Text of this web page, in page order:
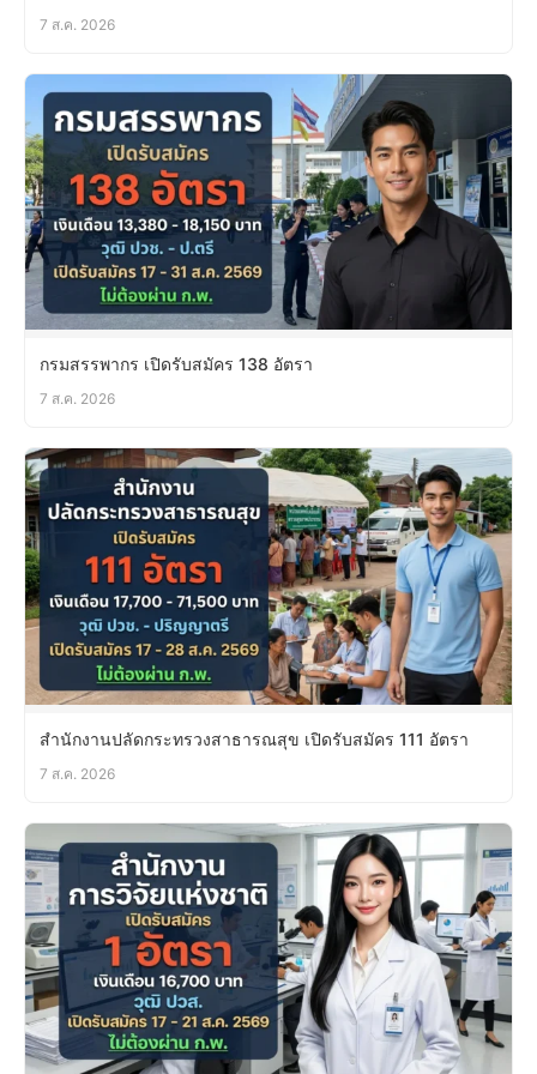
7 ส.ค. 2026
กรมสรรพากร เปิดรับสมัคร 138 อัตรา
7 ส.ค. 2026
สำนักงานปลัดกระทรวงสาธารณสุข เปิดรับสมัคร 111 อัตรา
7 ส.ค. 2026